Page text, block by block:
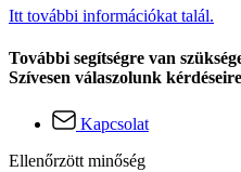
Itt további információkat talál.
További segítségre van
Szívesen válaszolunk
Kapcsolat
Ellenőrzött minőség